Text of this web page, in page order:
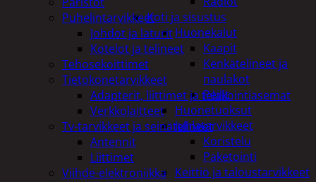
Koti ja sisustus
Huonekalut
Kaapit
Kenkätelineet ja
naulakot
Peilit
Huonetuoksut
Juhlatarvikkeet
Koristelu
Paketointi
Keittiö ja taloustarvikkeet
Puhelintarvikkeet
Johdot ja laturit
Kotelot ja telineet
Tehosekoittimet
Tietokonetarvikkeet
Adapterit, liittimet ja telakointiasemat
Verkkolaitteet
Tv-tarvikkeet ja seinätelineet
Antennit
Liittimet
Viihde-elektroniikka